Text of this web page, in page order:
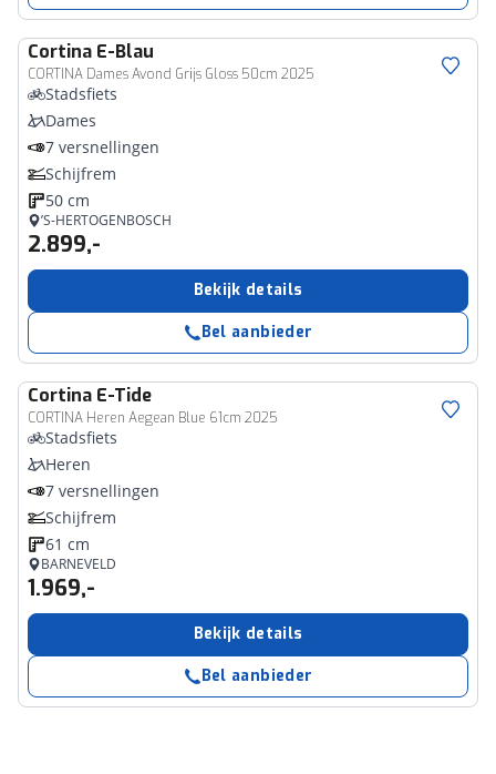
Cortina E-Blau
CORTINA Dames Avond Grijs Gloss 50cm 2025
Stadsfiets
Dames
7 versnellingen
Schijfrem
50 cm
’S-HERTOGENBOSCH
2.899,-
Bekijk details
Bel aanbieder
Cortina E-Tide
CORTINA Heren Aegean Blue 61cm 2025
Stadsfiets
Heren
7 versnellingen
Schijfrem
61 cm
BARNEVELD
1.969,-
Bekijk details
Bel aanbieder